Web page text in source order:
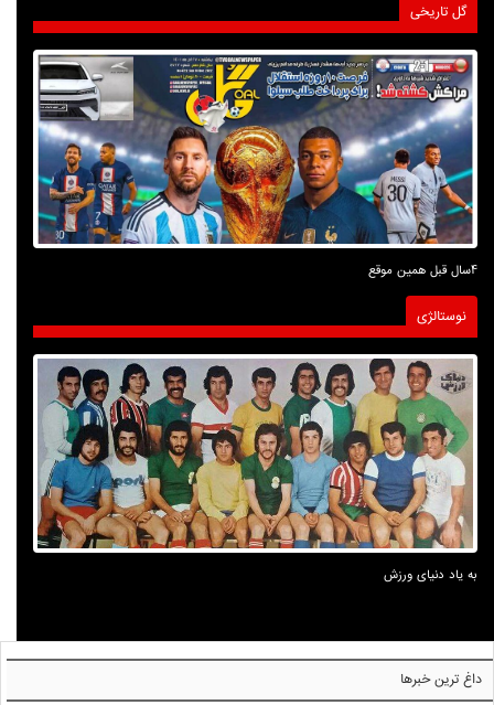
گل تاریخی
4سال قبل همین موقع
نوستالژی
به یاد دنیای ورزش
داغ ترین خبرها